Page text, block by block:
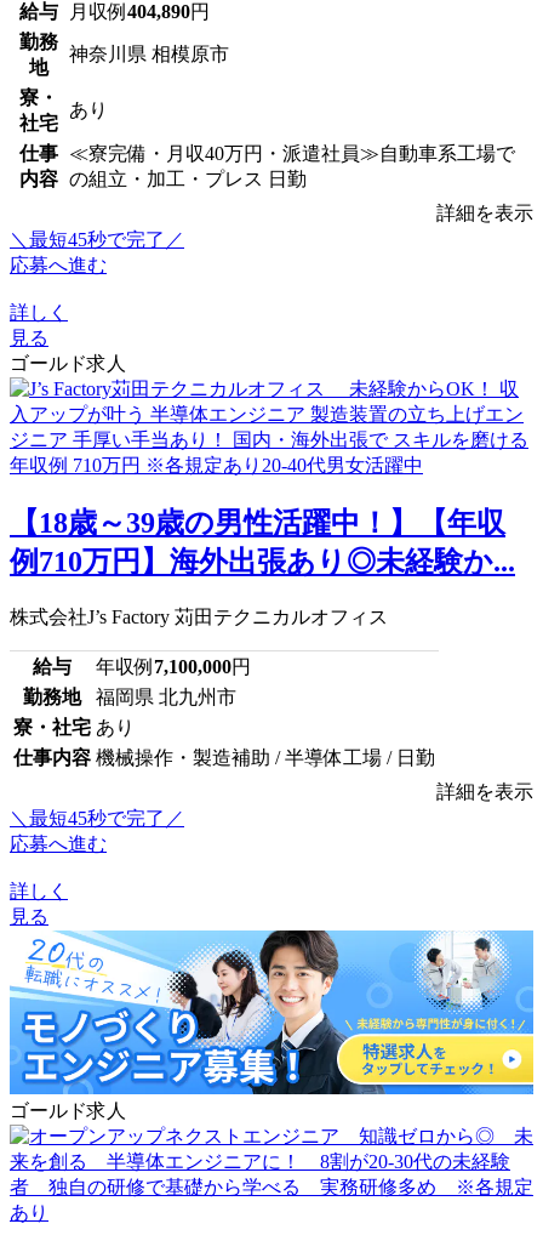
給与 月収例 404,890円
勤務
地
神奈川県 相模原市
寮・
社宅
あり
仕事
内容
≪寮完備・月収40万円・派遣社員≫自動車系工場で
の組立・加工・プレス 日勤
詳細を表示
＼最短45秒で完了／
応募へ進む
詳しく
見る
ゴールド求人
【18歳～39歳の男性活躍中！】【年収
例710万円】海外出張あり◎未経験か...
株式会社J’s Factory 苅田テクニカルオフィス
給与 年収例 7,100,000円
勤務地
福岡県 北九州市
寮・社宅 あり
仕事内容 機械操作・製造補助 / 半導体工場 / 日勤
詳細を表示
＼最短45秒で完了／
応募へ進む
詳しく
見る
ゴールド求人